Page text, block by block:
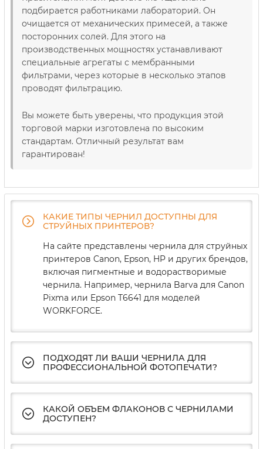
подбирается работниками лабораторий. Он
очищается от механических примесей, а также
посторонних солей. Для этого на
производственных мощностях устанавливают
специальные агрегаты с мембранными
фильтрами, через которые в несколько этапов
проводят фильтрацию.
Вы можете быть уверены, что продукция этой
торговой марки изготовлена ​​по высоким
стандартам. Отличный результат вам
гарантирован!
КАКИЕ ТИПЫ ЧЕРНИЛ ДОСТУПНЫ ДЛЯ
СТРУЙНЫХ ПРИНТЕРОВ?
На сайте представлены чернила для струйных
принтеров Canon, Epson, HP и других брендов,
включая пигментные и водорастворимые
чернила. Например, чернила Barva для Canon
Pixma или Epson T6641 для моделей
WORKFORCE.
ПОДХОДЯТ ЛИ ВАШИ ЧЕРНИЛА ДЛЯ
ПРОФЕССИОНАЛЬНОЙ ФОТОПЕЧАТИ?
КАКОЙ ОБЪЕМ ФЛАКОНОВ С ЧЕРНИЛАМИ
ДОСТУПЕН?